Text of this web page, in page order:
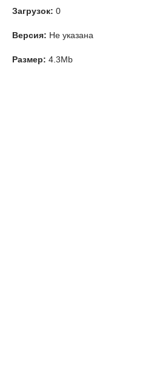
Загрузок: 0
Версия: Не указана
Размер: 4.3Mb